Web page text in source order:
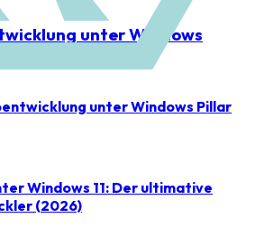
unter Windows
unter Windows Pillar
Windows 11: Der ultimative
(2026)